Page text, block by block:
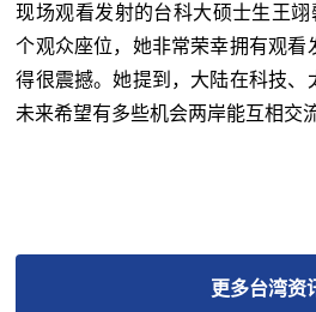
现场观看发射的台科大硕士生王
个观众座位，她非常荣幸拥有观看
得很震撼。她提到，大陆在科技、
未来希望有多些机会两岸能互相交
更多台湾资